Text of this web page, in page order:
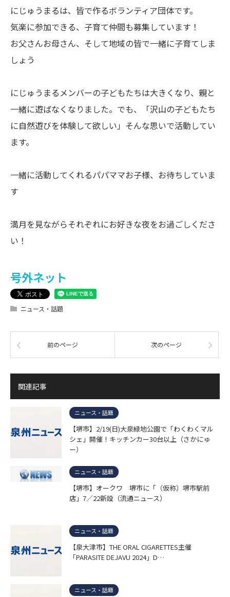
にじゅうまるは、皆で作るボランティア団体です。
気楽に参加できる、子育て仲間も募集しています！
お父さんお母さん、そして地域の皆で一緒に子育てしま
しょう
にじゅうまるメンバーの子どもたちは大きくなり、親と
一緒に遊ばなくなりました。でも、「沢山の子どもたち
に自然遊びを体験して欲しい」そんな思いで活動してい
ます。
一緒に活動してくれるパパママお子様、お待ちしていま
す
満月を見ながらそれぞれにお好きな夜をお過ごしくださ
い！
号外ネット
ニュース・話題
前のページ 次のページ
関連記事
ニュース・話題
【堺市】2/19(日)大泉緑地公園で「わくわくマル
シェ」開催！キッチンカー30台以上（さかにゅ
ー）
ニュース・話題
【堺市】オークワ 堺市に「（仮称）堺市駅前
店」7／22新設（流通ニュース）
ニュース・話題
【泉大津市】THE ORAL CIGARETTES主催
「PARASITE DEJAVU 2024」D…
ニュース・話題